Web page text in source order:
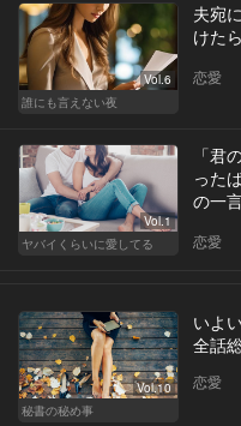
Vol.6
誰にも言えない夜
夫宛
けた
恋愛
Vol.1
ヤバイくらいに愛してる
「君
った
の一
恋愛
Vol.10
秘書の秘め事
いよ
全話
恋愛